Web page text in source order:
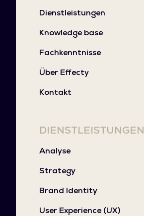
Dienstleistungen
Knowledge base
Fachkenntnisse
Über Effecty
Kontakt
DIENSTLEISTUNGEN
Analyse
Strategy
Brand Identity
User Experience (UX)